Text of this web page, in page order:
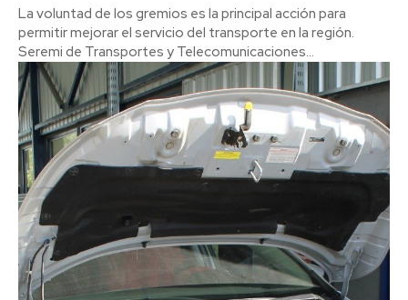
La voluntad de los gremios es la principal acción para
permitir mejorar el servicio del transporte en la región.
Seremi de Transportes y Telecomunicaciones...